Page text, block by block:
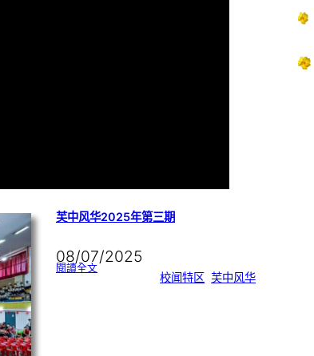
芙中风华2025年第三期
08/07/2025
閱讀全文:芙 校闻特区 芙中风华